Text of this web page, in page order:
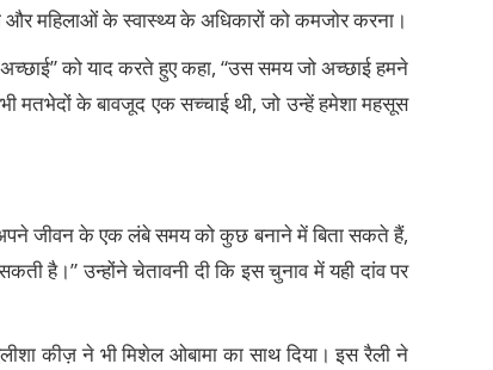
महिलाओं के स्वास्थ्य के अधिकारों को कमजोर करना।
को याद करते हुए कहा, “उस समय जो अच्छाई हमने
मतभेदों के बावजूद एक सच्चाई थी, जो उन्हें हमेशा महसूस
जीवन के एक लंबे समय को कुछ बनाने में बिता सकते हैं,
है।” उन्होंने चेतावनी दी कि इस चुनाव में यही दांव पर
कीज़ ने भी मिशेल ओबामा का साथ दिया। इस रैली ने